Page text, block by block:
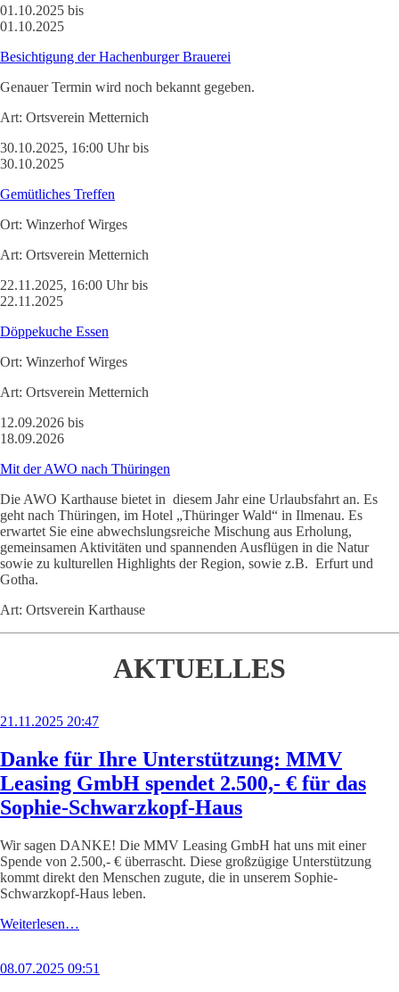
01.10.2025 bis
01.10.2025
Besichtigung der Hachenburger Brauerei
Genauer Termin wird noch bekannt gegeben.
Art: Ortsverein Metternich
30.10.2025, 16:00 Uhr bis
30.10.2025
Gemütliches Treffen
Ort: Winzerhof Wirges
Art: Ortsverein Metternich
22.11.2025, 16:00 Uhr bis
22.11.2025
Döppekuche Essen
Ort: Winzerhof Wirges
Art: Ortsverein Metternich
12.09.2026 bis
18.09.2026
Mit der AWO nach Thüringen
Die AWO Karthause bietet in diesem Jahr eine Urlaubsfahrt an. Es
geht nach Thüringen, im Hotel „Thüringer Wald“ in Ilmenau. Es
erwartet Sie eine abwechslungsreiche Mischung aus Erholung,
gemeinsamen Aktivitäten und spannenden Ausflügen in die Natur
sowie zu kulturellen Highlights der Region, sowie z.B. Erfurt und
Gotha.
Art: Ortsverein Karthause
AKTUELLES
21.11.2025 20:47
Danke für Ihre Unterstützung: MMV
Leasing GmbH spendet 2.500,- € für das
Sophie-Schwarzkopf-Haus
Wir sagen DANKE! Die MMV Leasing GmbH hat uns mit einer
Spende von 2.500,- € überrascht. Diese großzügige Unterstützung
kommt direkt den Menschen zugute, die in unserem Sophie-
Schwarzkopf-Haus leben.
Weiterlesen…
08.07.2025 09:51